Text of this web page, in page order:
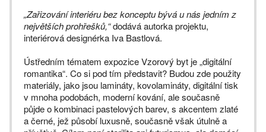
„Zařizování interiéru bez konceptu bývá u nás jedním z
největších prohřešků,“dodává autorka projektu,
interiérová designérka Iva Bastlová.
Ústředním tématem expozice Vzorový byt je „digitální
romantika“. Co si pod tím představit? Budou zde použity
materiály, jako jsou lamináty, kovolamináty, digitální tisk
v mnoha podobách, moderní kování, ale současně
půjde o kombinaci pastelových barev, s akcentem zlaté
a černé, jež působí luxusně, současně však útulně a